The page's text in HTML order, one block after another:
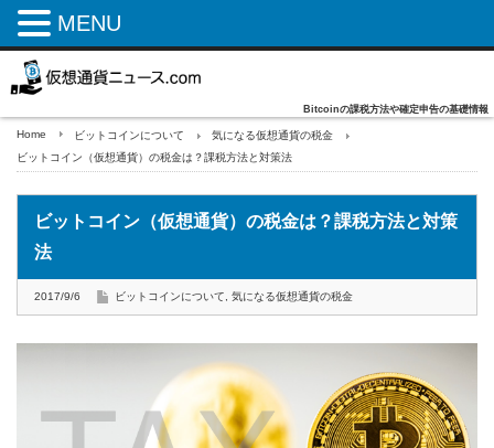
Bitcoinの課税方法や確定申告の基礎情報
Home ビットコインについて
気になる仮想通貨の税金
ビットコイン（仮想通貨）の税金は？課税方法と対策法
ビットコイン（仮想通貨）の税金は？課税方法と対策
法
2017/9/6 ビットコインについて 気になる仮想通貨の税金
MENU